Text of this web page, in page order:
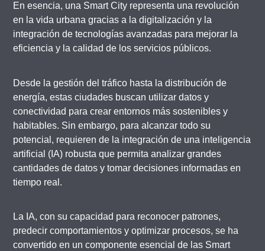
En esencia, una Smart City representa una revolución
en la vida urbana gracias a la digitalización y la
integración de tecnologías avanzadas para mejorar la
eficiencia y la calidad de los servicios públicos.
Desde la gestión del tráfico hasta la distribución de
energía, estas ciudades buscan utilizar datos y
conectividad para crear entornos más sostenibles y
habitables. Sin embargo, para alcanzar todo su
potencial, requieren de la integración de una inteligencia
artificial (IA) robusta que permita analizar grandes
cantidades de datos y tomar decisiones informadas en
tiempo real.
La IA, con su capacidad para reconocer patrones,
predecir comportamientos y optimizar procesos, se ha
convertido en un componente esencial de las Smart